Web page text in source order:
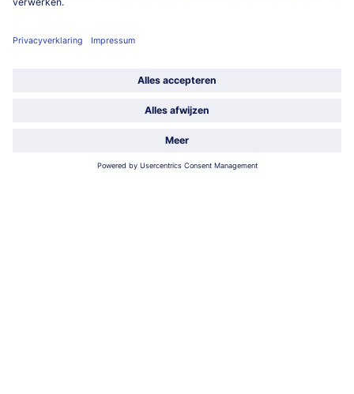
016 98 1919